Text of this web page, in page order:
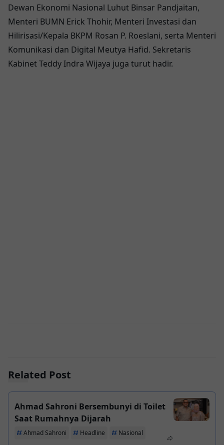
Dewan Ekonomi Nasional Luhut Binsar Pandjaitan,
Menteri BUMN Erick Thohir, Menteri Investasi dan
Hilirisasi/Kepala BKPM Rosan P. Roeslani, serta Menteri
Komunikasi dan Digital Meutya Hafid. Sekretaris
Kabinet Teddy Indra Wijaya juga turut hadir.
Related Post
Ahmad Sahroni Bersembunyi di Toilet
Saat Rumahnya Dijarah
Ahmad Sahroni Headline Nasional